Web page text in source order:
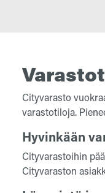
Cityvarasto
varastotiloja.
Hyvinkään
Cityvarastoihin
Cityvaraston